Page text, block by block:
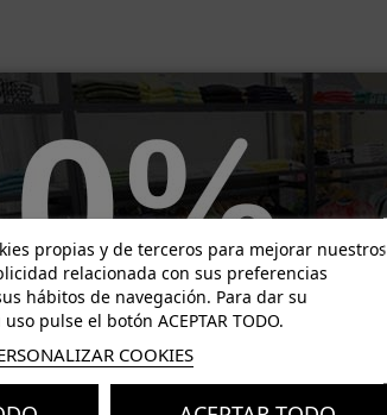
propias y de terceros para mejorar nuestros
relacionada con sus preferencias
hábitos de navegación. Para dar su
pulse el botón ACEPTAR TODO.
COOKIES